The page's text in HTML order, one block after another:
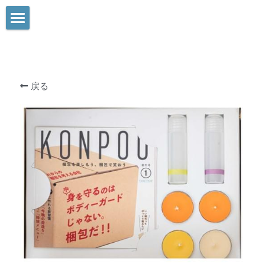
よくあるQ&A
お問い合わせ
NEWS
会社概要
特許について
戻る